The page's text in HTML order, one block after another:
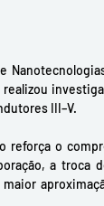
III–V.
reforça o
a